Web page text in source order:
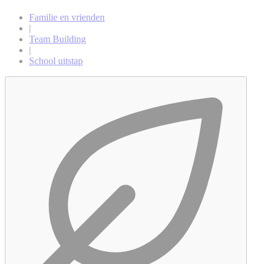
Familie en vrienden
|
Team Building
|
School uitstap